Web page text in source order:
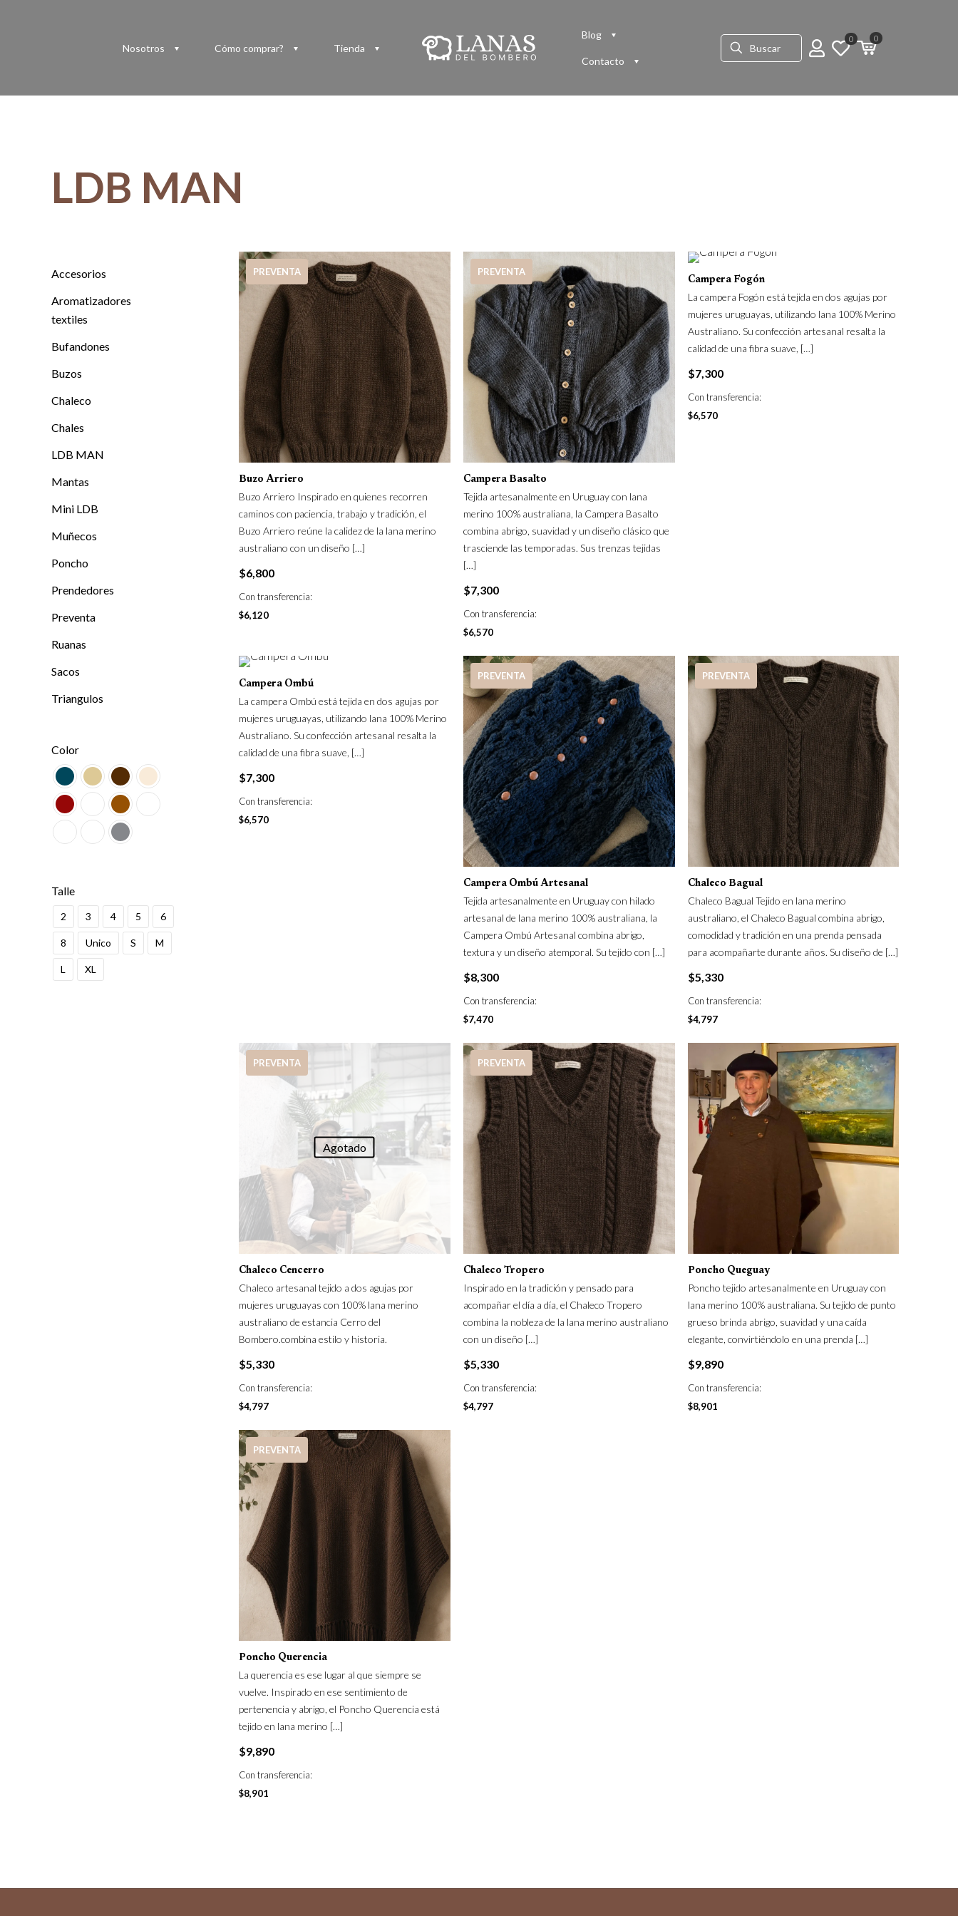
Nosotros Cómo comprar? Tienda
Blog
Contacto
0 0
LDB MAN
Accesorios
Aromatizadores
textiles
Bufandones
Buzos
Chaleco
Chales
LDB MAN
Mantas
Mini LDB
Muñecos
Poncho
Prendedores
Preventa
Ruanas
Sacos
Triangulos
Color
Talle
2 3 4 5 6
8 Unico S M
L XL
PREVENTA
Buzo Arriero
Buzo Arriero Inspirado en quienes recorren
caminos con paciencia, trabajo y tradición, el
Buzo Arriero reúne la calidez de la lana merino
australiano con un diseño […]
$6,800
Con transferencia:
$6,120
PREVENTA
Campera Basalto
Tejida artesanalmente en Uruguay con lana
merino 100% australiana, la Campera Basalto
combina abrigo, suavidad y un diseño clásico que
trasciende las temporadas. Sus trenzas tejidas
[…]
$7,300
Con transferencia:
$6,570
Campera Fogón
La campera Fogón está tejida en dos agujas por
mujeres uruguayas, utilizando lana 100% Merino
Australiano. Su confección artesanal resalta la
calidad de una fibra suave, […]
$7,300
Con transferencia:
$6,570
Campera Ombú
La campera Ombú está tejida en dos agujas por
mujeres uruguayas, utilizando lana 100% Merino
Australiano. Su confección artesanal resalta la
calidad de una fibra suave, […]
$7,300
Con transferencia:
$6,570
PREVENTA
Campera Ombú Artesanal
Tejida artesanalmente en Uruguay con hilado
artesanal de lana merino 100% australiana, la
Campera Ombú Artesanal combina abrigo,
textura y un diseño atemporal. Su tejido con […]
$8,300
Con transferencia:
$7,470
PREVENTA
Chaleco Bagual
Chaleco Bagual Tejido en lana merino
australiano, el Chaleco Bagual combina abrigo,
comodidad y tradición en una prenda pensada
para acompañarte durante años. Su diseño de […]
$5,330
Con transferencia:
$4,797
Agotado
PREVENTA
Chaleco Cencerro
Chaleco artesanal tejido a dos agujas por
mujeres uruguayas con 100% lana merino
australiano de estancia Cerro del
Bombero.combina estilo y historia.
$5,330
Con transferencia:
$4,797
PREVENTA
Chaleco Tropero
Inspirado en la tradición y pensado para
acompañar el día a día, el Chaleco Tropero
combina la nobleza de la lana merino australiano
con un diseño […]
$5,330
Con transferencia:
$4,797
Poncho Queguay
Poncho tejido artesanalmente en Uruguay con
lana merino 100% australiana. Su tejido de punto
grueso brinda abrigo, suavidad y una caída
elegante, convirtiéndolo en una prenda […]
$9,890
Con transferencia:
$8,901
PREVENTA
Poncho Querencia
La querencia es ese lugar al que siempre se
vuelve. Inspirado en ese sentimiento de
pertenencia y abrigo, el Poncho Querencia está
tejido en lana merino […]
$9,890
Con transferencia:
$8,901